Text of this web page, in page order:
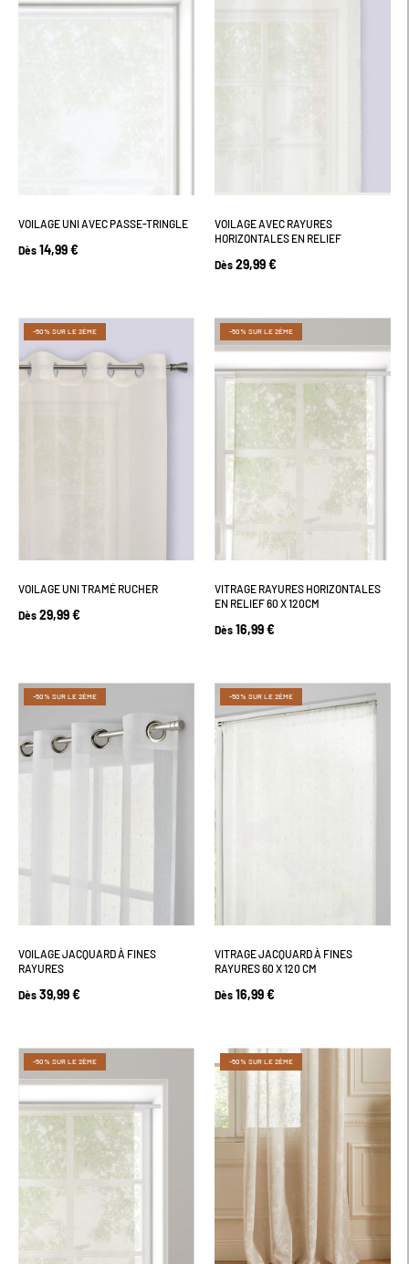
VOILAGE UNI AVEC PASSE-TRINGLE
Dès 14,99 €
VOILAGE AVEC RAYURES
HORIZONTALES EN RELIEF
Dès 29,99 €
-50% SUR LE 2ÈME
VOILAGE UNI TRAMÉ RUCHER
Dès 29,99 €
-50% SUR LE 2ÈME
VITRAGE RAYURES HORIZONTALES
EN RELIEF 60 X 120CM
Dès 16,99 €
-50% SUR LE 2ÈME
VOILAGE JACQUARD À FINES
RAYURES
Dès 39,99 €
-50% SUR LE 2ÈME
VITRAGE JACQUARD À FINES
RAYURES 60 X 120 CM
Dès 16,99 €
-50% SUR LE 2ÈME -50% SUR LE 2ÈME